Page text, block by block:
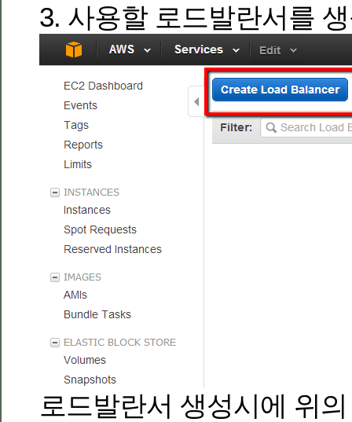
3. 사용할 로드발란서를
로드발란서 생성시에 위